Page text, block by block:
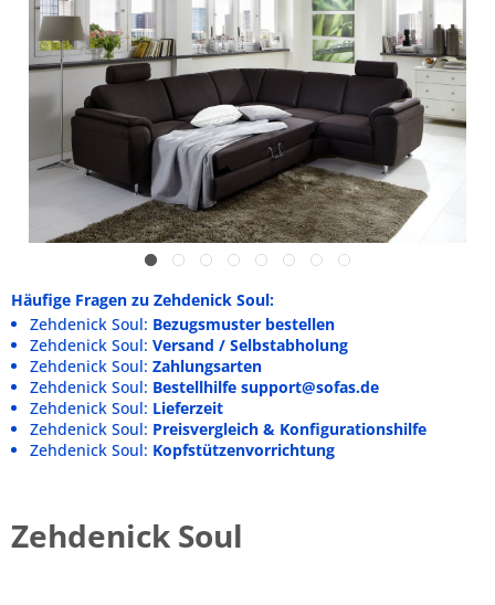
Häufige Fragen zu Zehdenick Soul:
Zehdenick Soul: Bezugsmuster bestellen
Zehdenick Soul: Versand / Selbstabholung
Zehdenick Soul: Zahlungsarten
Zehdenick Soul: Bestellhilfe support@sofas.de
Zehdenick Soul: Lieferzeit
Zehdenick Soul: Preisvergleich & Konfigurationshilfe
Zehdenick Soul: Kopfstützenvorrichtung
Zehdenick Soul